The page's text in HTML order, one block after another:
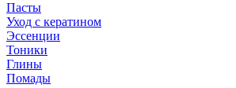
Пасты
Уход с кератином
Эссенции
Тоники
Глины
Помады